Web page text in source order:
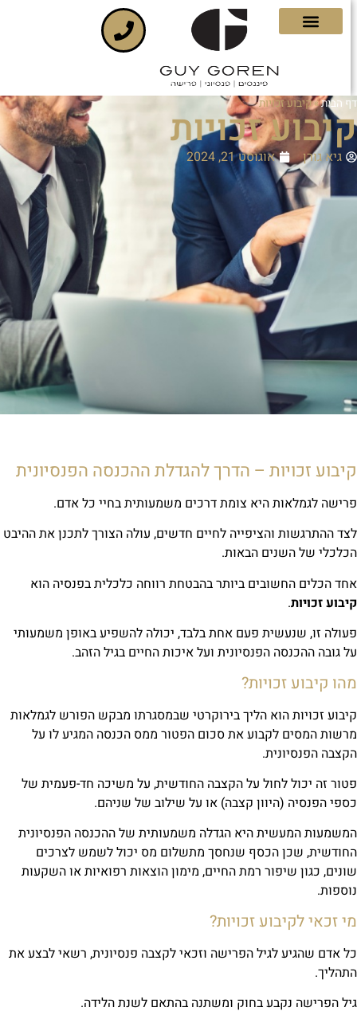
הבית»קיבוע זכויותזכויות
גיא גורן אוגוסט 21, 2024
זכויות – הדרך להגדלת ההכנסה הפנסיונית
לגמלאות היא צומת דרכים משמעותית בחיי כל אדם.
ההתרגשות והציפייה לחיים חדשים, עולה הצורך לתכנן את ההיבט
של השנים הבאות.
הכלים החשובים ביותר בהבטחת רווחה כלכלית בפנסיה הוא
זכויות.
זו, שנעשית פעם אחת בלבד, יכולה להשפיע באופן משמעותי
גובה ההכנסה הפנסיונית ועל איכות החיים בגיל הזהב.
קיבוע זכויות?
זכויות הוא הליך בירוקרטי שבמסגרתו מבקש הפורש לגמלאות
המסים לקבוע את סכום הפטור ממס הכנסה המגיע לו על
הפנסיונית.
זה יכול לחול על הקצבה החודשית, על משיכה חד-פעמית של
הפנסיה (היוון קצבה) או על שילוב של שניהם.
המעשית היא הגדלה משמעותית של ההכנסה הפנסיונית
שכן הכסף שנחסך מתשלום מס יכול לשמש לצרכים
כגון שיפור רמת החיים, מימון הוצאות רפואיות או השקעות
זכאי לקיבוע זכויות?
אדם שהגיע לגיל הפרישה וזכאי לקצבה פנסיונית, רשאי לבצע את
הפרישה נקבע בחוק ומשתנה בהתאם לשנת הלידה.